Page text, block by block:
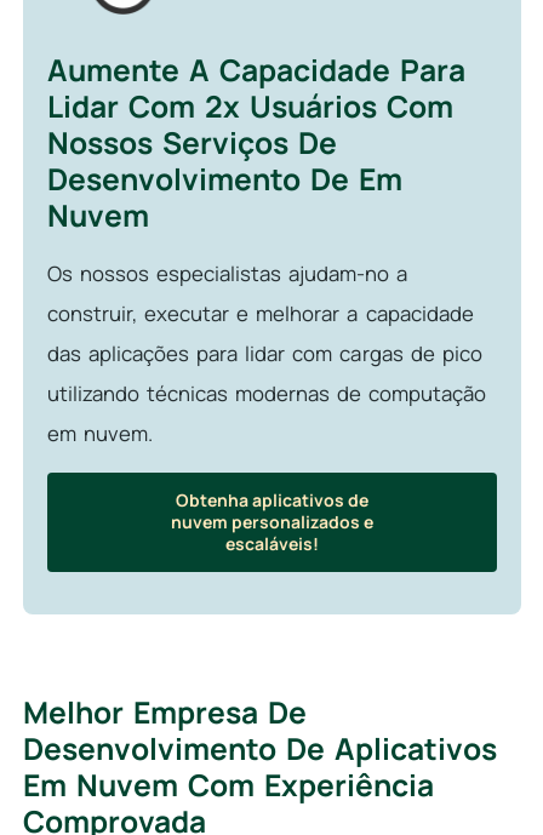
Aumente A Capacidade Para
Lidar Com 2x Usuários Com
Nossos Serviços De
Desenvolvimento De Em
Nuvem
Os nossos especialistas ajudam-no a
construir, executar e melhorar a capacidade
das aplicações para lidar com cargas de pico
utilizando técnicas modernas de computação
em nuvem.
Obtenha aplicativos de
nuvem personalizados e
escaláveis!
Melhor Empresa De
Desenvolvimento De Aplicativos
Em Nuvem Com Experiência
Comprovada